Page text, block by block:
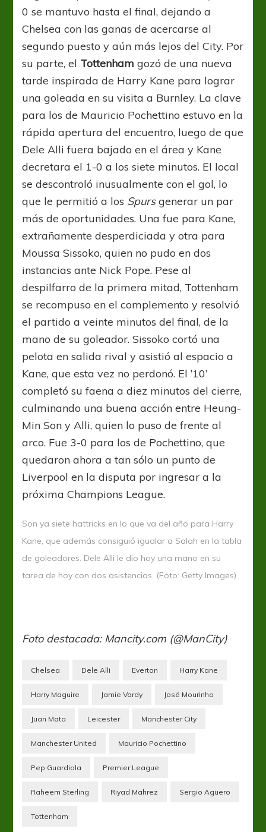
0 se mantuvo hasta el final, dejando a
Chelsea con las ganas de acercarse al
segundo puesto y aún más lejos del City. Por
su parte, el Tottenhamgozó de una nueva
tarde inspirada de Harry Kane para lograr
una goleada en su visita a Burnley. La clave
para los de Mauricio Pochettino estuvo en la
rápida apertura del encuentro, luego de que
Dele Alli fuera bajado en el área y Kane
decretara el 1-0 a los siete minutos. El local
se descontroló inusualmente con el gol, lo
que le permitió a los Spursgenerar un par
más de oportunidades. Una fue para Kane,
extrañamente desperdiciada y otra para
Moussa Sissoko, quien no pudo en dos
instancias ante Nick Pope. Pese al
despilfarro de la primera mitad, Tottenham
se recompuso en el complemento y resolvió
el partido a veinte minutos del final, de la
mano de su goleador. Sissoko cortó una
pelota en salida rival y asistió al espacio a
Kane, que esta vez no perdonó. El ’10’
completó su faena a diez minutos del cierre,
culminando una buena acción entre Heung-
Min Son y Alli, quien lo puso de frente al
arco. Fue 3-0 para los de Pochettino, que
quedaron ahora a tan sólo un punto de
Liverpool en la disputa por ingresar a la
próxima Champions League.
Son ya siete hattricks en lo que va del año para Harry
Kane, que además consiguió igualar a Salah en la tabla
de goleadores. Dele Alli le dio hoy una mano en su
tarea de hoy con dos asistencias. (Foto: Getty Images)
Foto destacada: Mancity.com (@ManCity)
Chelsea Dele Alli Everton Harry Kane
Harry Maguire Jamie Vardy José Mourinho
Juan Mata Leicester Manchester City
Manchester United Mauricio Pochettino
Pep Guardiola Premier League
Raheem Sterling Riyad Mahrez Sergio Agüero
Tottenham